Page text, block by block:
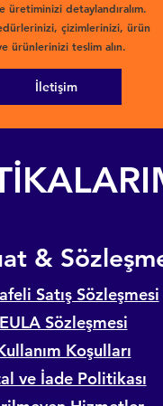
üretiminizi detaylandıralım.
çizimlerinizi, ürün
ürünlerinizi teslim alın.
İletişim
&
Satış Sözleşmesi
EULA Sözleşmesi
Koşulları
ve İade Politikası